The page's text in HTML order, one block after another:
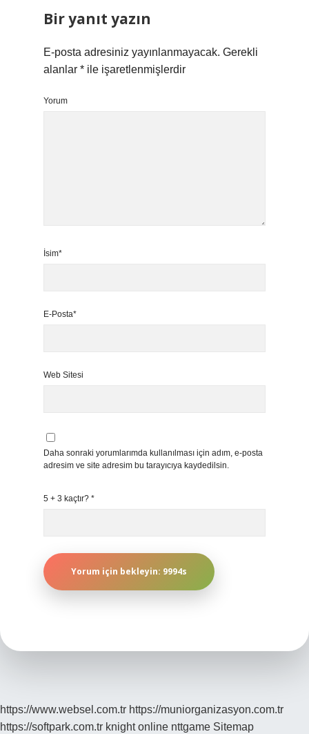
Bir yanıt yazın
E-posta adresiniz yayınlanmayacak. Gerekli
alanlar * ile işaretlenmişlerdir
Yorum
İsim*
E-Posta*
Web Sitesi
Daha sonraki yorumlarımda kullanılması için adım, e-posta
adresim ve site adresim bu tarayıcıya kaydedilsin.
5 + 3 kaçtır? *
https://www.websel.com.tr https://muniorganizasyon.com.tr
https://softpark.com.tr knight online nttgame Sitemap